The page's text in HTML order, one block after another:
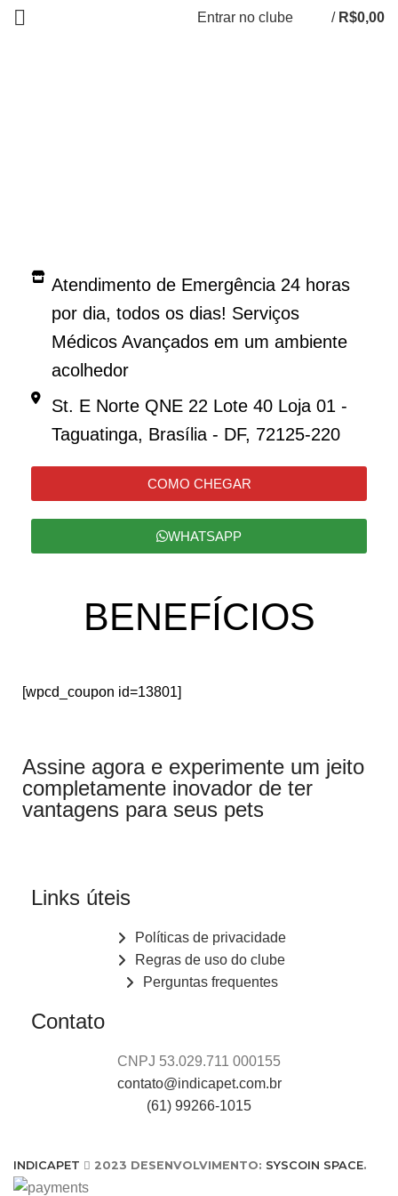
Entrar no clube / R$0,00
Atendimento de Emergência 24 horas
por dia, todos os dias! Serviços
Médicos Avançados em um ambiente
acolhedor
St. E Norte QNE 22 Lote 40 Loja 01 -
Taguatinga, Brasília - DF, 72125-220
COMO CHEGAR
WHATSAPP
BENEFÍCIOS
[wpcd_coupon id=13801]
Assine agora e experimente um jeito
completamente inovador de ter
vantagens para seus pets
Links úteis
Políticas de privacidade
Regras de uso do clube
Perguntas frequentes
Contato
CNPJ 53.029.711 000155
contato@indicapet.com.br
(61) 99266-1015
INDICAPET 2023 DESENVOLVIMENTO: SYSCOIN SPACE.